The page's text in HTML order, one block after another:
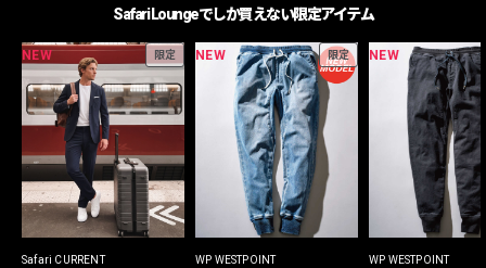
Safari Loungeでしか買えない限定アイテム
NEW 限定
Safari CURRENT
NEW 限定
WP WESTPOINT
NEW
WP WESTPOINT